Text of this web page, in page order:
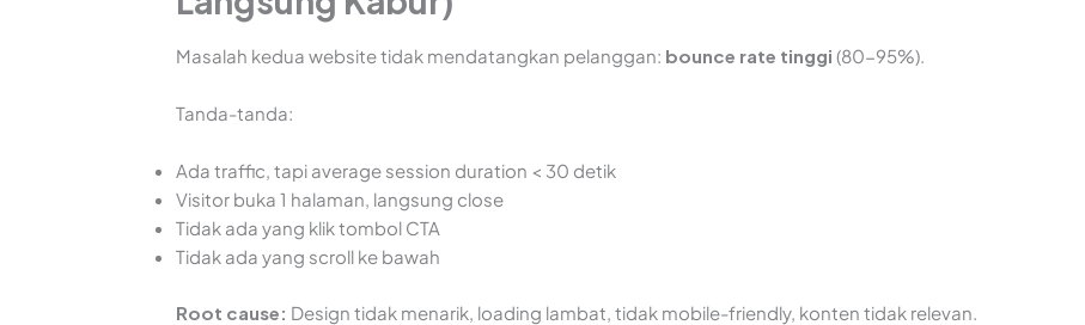
Masalah kedua website tidak mendatangkan pelanggan: bounce rate tinggi (80-95%).
Tanda-tanda:
Ada traffic, tapi average session duration < 30 detik
Visitor buka 1 halaman, langsung close
Tidak ada yang klik tombol CTA
Tidak ada yang scroll ke bawah
Root cause: Design tidak menarik, loading lambat, tidak mobile-friendly, konten tidak relevan.